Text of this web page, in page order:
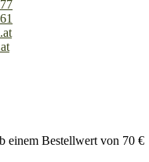
einem Bestellwert von 70 €